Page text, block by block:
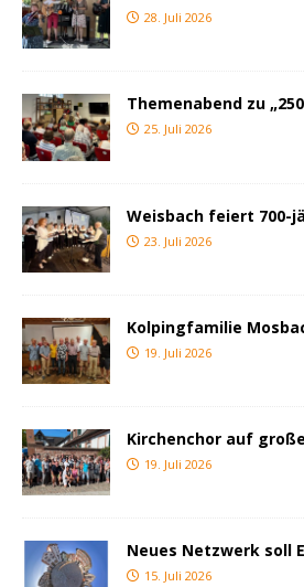
28. Juli 2026
Themenabend zu „250
25. Juli 2026
Weisbach feiert 700-
23. Juli 2026
Kolpingfamilie
19. Juli 2026
Kirchenchor auf
19. Juli 2026
Neues Netzwerk soll
15. Juli 2026